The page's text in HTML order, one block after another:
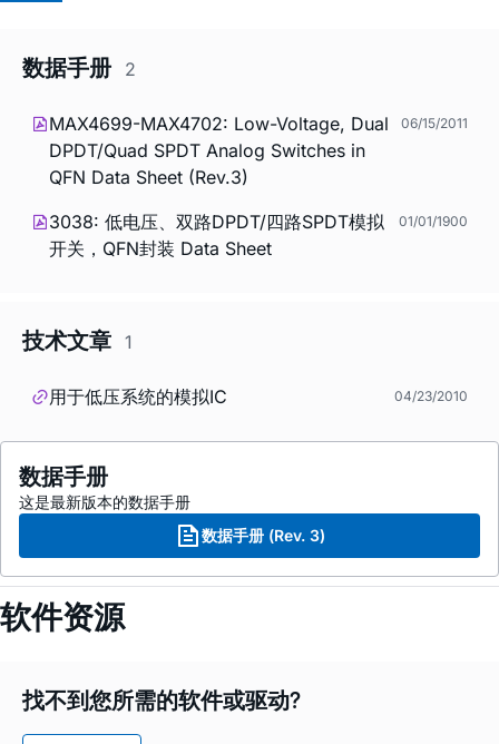
数据手册 2
MAX4699-MAX4702: Low-Voltage, Dual
DPDT/Quad SPDT Analog Switches in
QFN Data Sheet (Rev.3)
06/15/2011
3038: 低电压、双路DPDT/四路SPDT模拟
开关，QFN封装 Data Sheet
01/01/1900
技术文章 1
用于低压系统的模拟IC 04/23/2010
数据手册
这是最新版本的数据手册
数据手册 (Rev. 3)
软件资源
找不到您所需的软件或驱动?